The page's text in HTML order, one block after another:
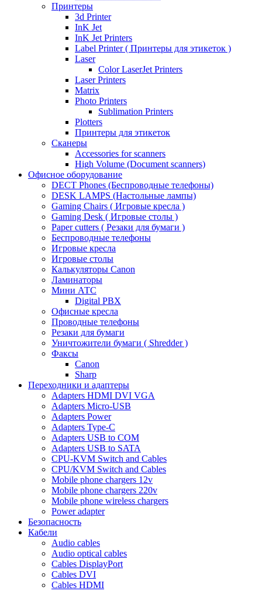
Принтеры
3d Printer
InK Jet
InK Jet Printers
Label Printer ( Принтеры для этикеток )
Laser
Color LaserJet Printers
Laser Printers
Matrix
Photo Printers
Sublimation Printers
Plotters
Принтеры для этикеток
Сканеры
Accessories for scanners
High Volume (Document scanners)
Офисное оборудование
DECT Phones (Беспроводные телефоны)
DESK LAMPS (Настольные лампы)
Gaming Chairs ( Игровые кресла )
Gaming Desk ( Игровые столы )
Paper cutters ( Резаки для бумаги )
Беспроводные телефоны
Игровые кресла
Игровые столы
Калькуляторы Canon
Ламинаторы
Мини АТС
Digital PBX
Офисные кресла
Проводные телефоны
Резаки для бумаги
Уничтожители бумаги ( Shredder )
Факсы
Canon
Sharp
Переходники и адаптеры
Adapters HDMI DVI VGA
Adapters Micro-USB
Adapters Power
Adapters Type-C
Adapters USB to COM
Adapters USB to SATA
CPU-KVM Switch and Cables
CPU/KVM Switch and Cables
Mobile phone chargers 12v
Mobile phone chargers 220v
Mobile phone wireless chargers
Power adapter
Безопасность
Кабели
Audio cables
Audio optical cables
Cables DisplayPort
Cables DVI
Cables HDMI